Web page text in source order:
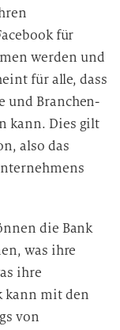
für
werden und
für alle, dass
und Branchen-
kann. Dies gilt
also das
die Bank
was ihre
ihre
kann mit den
von